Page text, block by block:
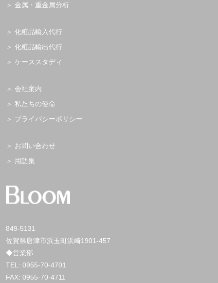
849-5131
佐賀県唐津市浜玉町浜崎1901-457
◆営業部
TEL: 0955-70-4701
FAX: 0955-70-4711
金属・重金属分析
化粧品輸入代行
化粧品輸出代行
ケーススタディ
会社案内
私たちの使命
プライバシーポリシー
お問い合わせ
用語集